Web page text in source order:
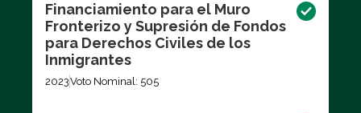
Financiamiento para el Muro
Fronterizo y Supresión de Fondos
para Derechos Civiles de los
Inmigrantes
2023Voto Nominal: 505